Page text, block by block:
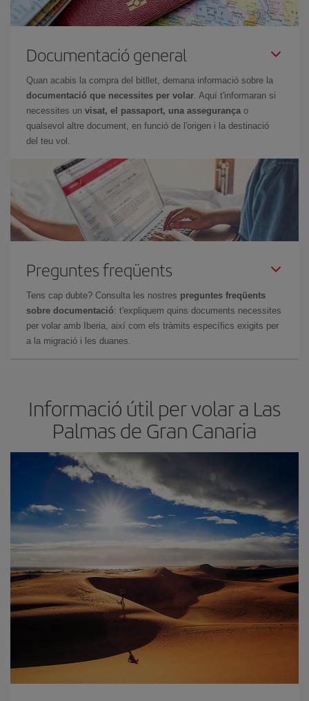
Documentació general
Quan acabis la compra del bitllet, demana informació sobre la
documentació que necessites per volar. Aquí t'informaran si
necessites un visat, el passaport, una assegurança o
qualsevol altre document, en funció de l'origen i la destinació
del teu vol.
Preguntes freqüents
Tens cap dubte? Consulta les nostres preguntes freqüents
sobre documentació: t'expliquem quins documents necessites
per volar amb Iberia, així com els tràmits específics exigits per
a la migració i les duanes.
Informació útil per volar a Las
Palmas de Gran Canaria